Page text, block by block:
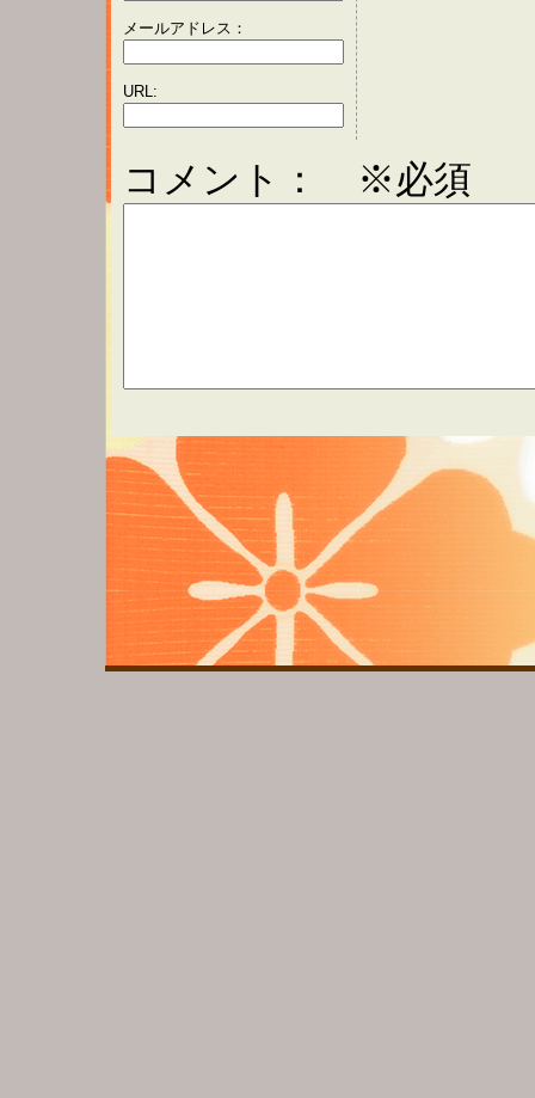
メールアドレス：
URL:
コメント： ※必須